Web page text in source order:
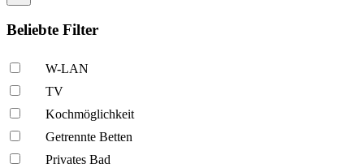
Beliebte Filter
W-LAN
TV
Kochmöglich­keit
Getrennte Betten
Privates Bad